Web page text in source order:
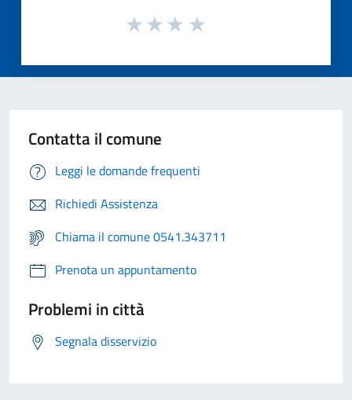
Contatta il comune
Leggi le domande frequenti
Richiedi Assistenza
Chiama il comune 0541.343711
Prenota un appuntamento
Problemi in città
Segnala disservizio